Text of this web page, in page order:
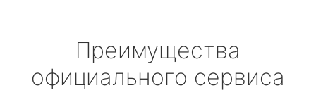
Преимущества
официального сервиса